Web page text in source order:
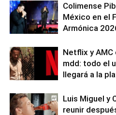
Colimense
México en el
Armónica
Netflix y
mdd: todo el
llegará a la
Luis Miguel y
reunir